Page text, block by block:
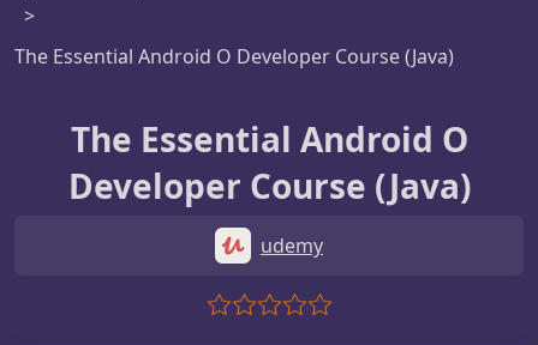
The Essential Android O Developer Course (Java)
The Essential Android O
Developer Course (Java)
udemy